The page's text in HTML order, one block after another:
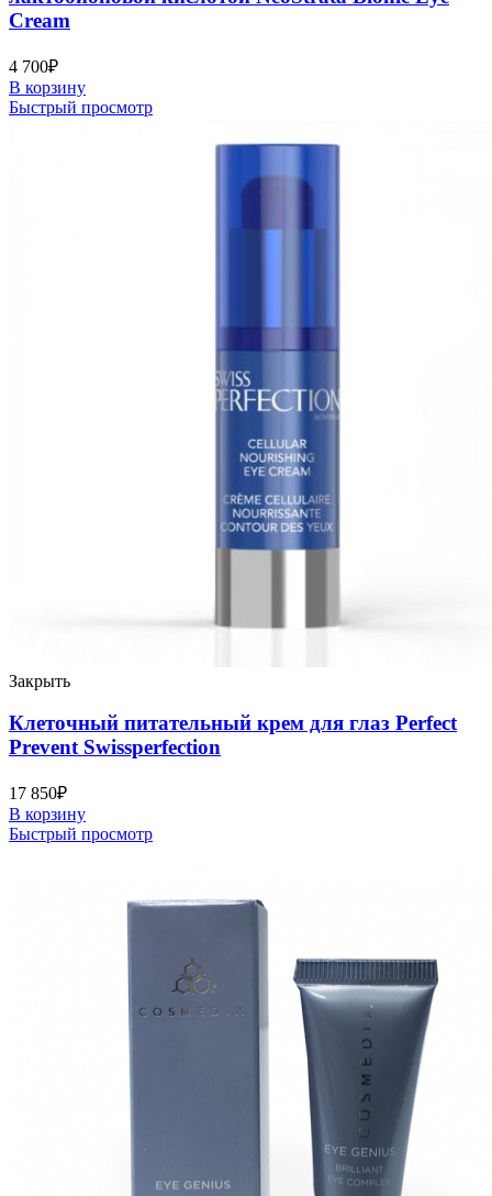
Cream
4 700₽
В корзину
Быстрый просмотр
Закрыть
Клеточный питательный крем для глаз Perfect
Prevent Swissperfection
17 850₽
В корзину
Быстрый просмотр